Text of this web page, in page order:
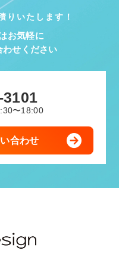
りいたします！
お気軽に
わせください
3101
〜18:00
合わせ